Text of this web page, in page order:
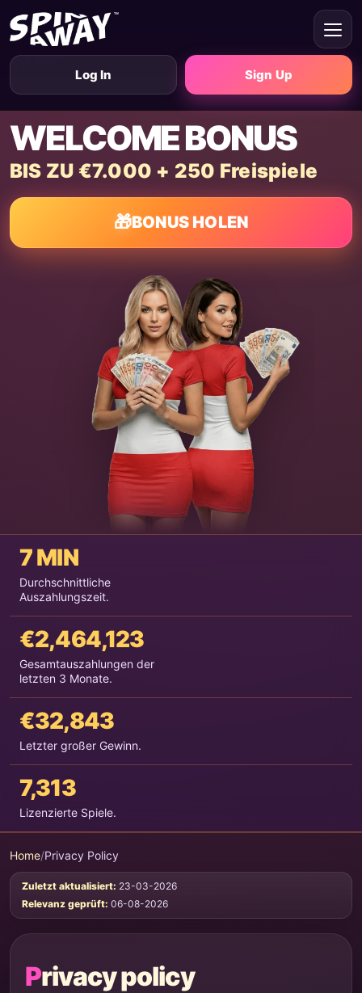
Log In Sign Up
WELCOME BONUS
BIS ZU €7.000 + 250 Freispiele
🎁BONUS HOLEN
7 MIN
Durchschnittliche
Auszahlungszeit.
€2,464,123
Gesamtauszahlungen der
letzten 3 Monate.
€32,843
Letzter großer Gewinn.
7,313
Lizenzierte Spiele.
Home/Privacy Policy
Zuletzt aktualisiert: 23-03-2026
Relevanz geprüft: 06-08-2026
Privacy policy